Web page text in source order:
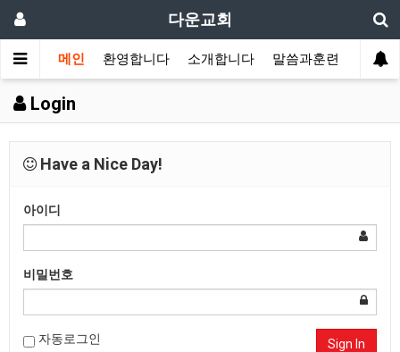
다운교회
메인 환영합니다 소개합니다 말씀과훈련 가정
Login
Have a Nice Day!
아이디
비밀번호
자동로그인 Sign In